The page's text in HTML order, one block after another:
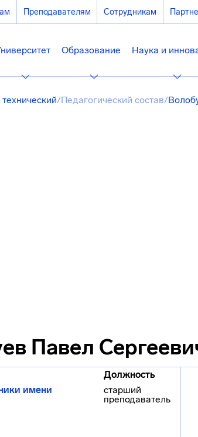
Преподавателям Сотрудникам
Образование Наука и
/Педагогический состав/
Павел
Должность
имени
старший
преподаватель